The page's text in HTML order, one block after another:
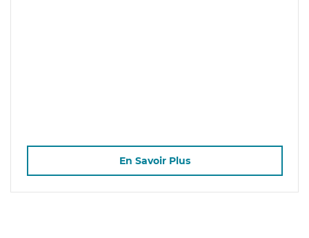
En Savoir Plus